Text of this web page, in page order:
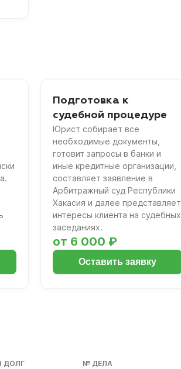
Подготовка к
судебной процедуре
Юрист собирает все
необходимые документы,
готовит запросы в банки и
иные кредитные организации,
составляет заявление в
Арбитражный суд Республики
Хакасия и далее представляет
интересы клиента на судебных
заседаниях.
от 6 000 ₽
Оставить заявку
ДОЛГ № ДЕЛА